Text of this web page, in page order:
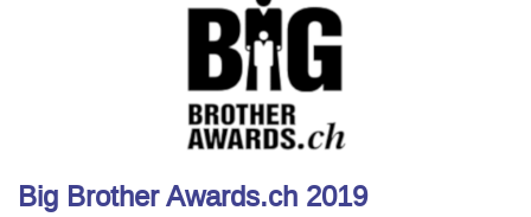
Big Brother Awards.ch 2019